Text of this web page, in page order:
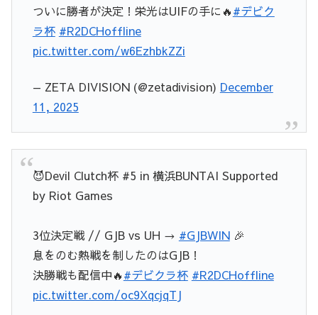
ついに勝者が決定！栄光はUIFの手に🔥#デビク
ラ杯 #R2DCHoffline
pic.twitter.com/w6EzhbkZZi
— ZETA DIVISION (@zetadivision) December
11, 2025
😈Devil Clutch杯 #5 in 横浜BUNTAI Supported
by Riot Games
3位決定戦 // GJB vs UH → #GJBWIN🎉
息をのむ熱戦を制したのはGJB！
決勝戦も配信中🔥#デビクラ杯 #R2DCHoffline
pic.twitter.com/oc9XqcjqTJ